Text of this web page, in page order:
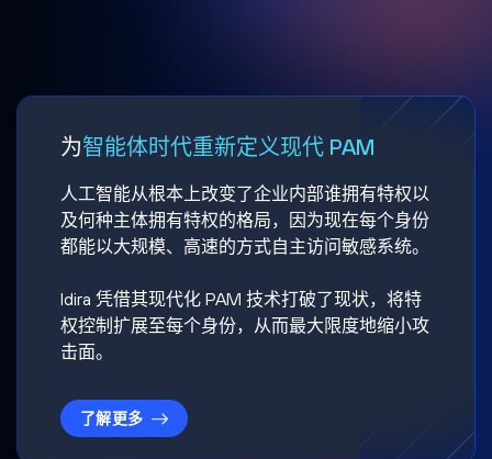
为智能体时代重新定义现代 PAM
人工智能从根本上改变了企业内部谁拥有特权以
及何种主体拥有特权的格局，因为现在每个身份
都能以大规模、高速的方式自主访问敏感系统。
Idira 凭借其现代化 PAM 技术打破了现状，将特
权控制扩展至每个身份，从而最大限度地缩小攻
击面。
了解更多